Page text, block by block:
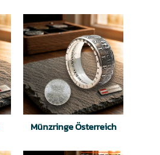
Münzringe Österreich